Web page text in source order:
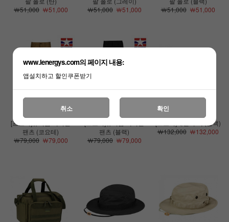
￦51,000￦51,000
￦51,000￦51,000
￦51,000￦51,000
[프로퍼]유니폼 택티컬
팬츠 (코요테)
￦79,000￦79,000
팬츠 (블랙)
￦79,000￦79,000
[프로퍼]레인지 백 (블랙)
￦132,000￦132,000
www.lenergys.com의 페이지 내용:
앱설치하고 할인쿠폰받기
취소 확인